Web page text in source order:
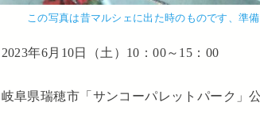
この写真は昔マルシェに出た時のものです、準
2023年6月10日（土）10：00～15：00
岐阜県瑞穂市「サンコーパレットパーク」